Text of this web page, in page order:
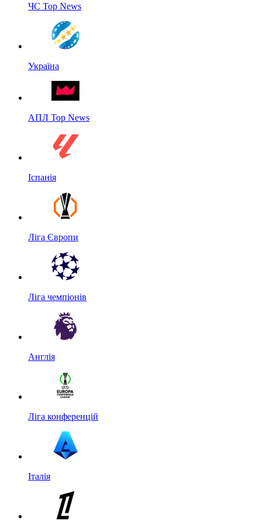
ЧС Top News
Україна
АПЛ Top News
Іспанія
Ліга Європи
Ліга чемпіонів
Англія
Ліга конференцій
Італія